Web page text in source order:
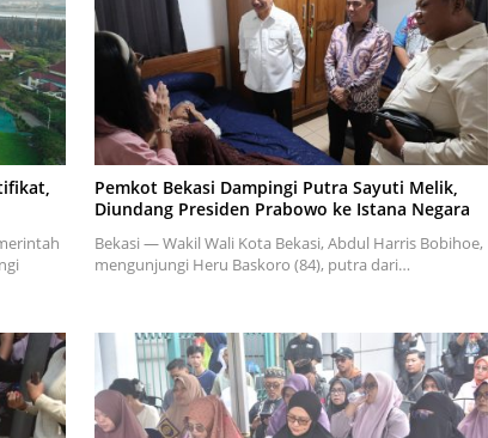
Pemkot Bekasi Dampingi Putra Sayuti Melik,
Diundang Presiden Prabowo ke Istana Negara
Bekasi — Wakil Wali Kota Bekasi, Abdul Harris Bobihoe,
mengunjungi Heru Baskoro (84), putra dari…